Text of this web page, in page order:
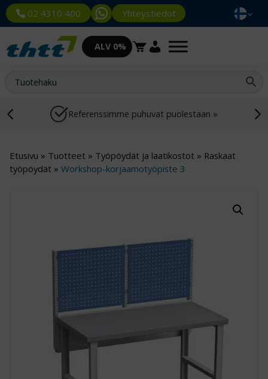
02 4310 400 Yhteystiedot
ALV 0%
Referenssimme puhuvat puolestaan »
Etusivu » Tuotteet » Työpöydät ja laatikostot » Raskaat
työpöydät » Workshop-korjaamotyöpiste 3